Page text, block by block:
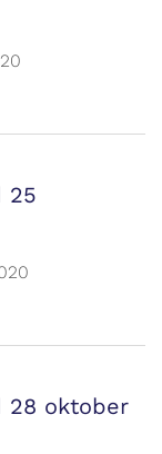
25
28 oktober